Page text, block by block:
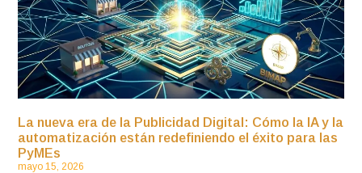
La nueva era de la Publicidad Digital: Cómo la IA y la
automatización están redefiniendo el éxito para las
PyMEs
mayo 15, 2026